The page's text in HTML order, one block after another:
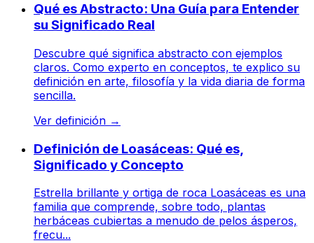
Qué es Abstracto: Una Guía para Entender
su Significado Real
Descubre qué significa abstracto con ejemplos
claros. Como experto en conceptos, te explico su
definición en arte, filosofía y la vida diaria de forma
sencilla.
Ver definición →
Definición de Loasáceas: Qué es,
Significado y Concepto
Estrella brillante y ortiga de roca Loasáceas es una
familia que comprende, sobre todo, plantas
herbáceas cubiertas a menudo de pelos ásperos,
frecu...